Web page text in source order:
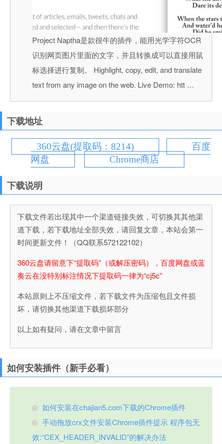
Project Naptha是款很牛的插件，能用光学字符OCR
识别网页图片里面的文字，并且转换成可以直接用鼠
标选择进行复制。 Highlight, copy, edit, and translate
text from any image on the web. Live Demo: htt …
下载地址
360云盘(提取码：8214)
百度
网盘
Chrome商店
下载说明
下载文件若出现其中一个渠道链接失效，可切换其其他渠
道下载，若下载地址全部失效，请回复文章，本站会第一
时间更新文件！（QQ联系572122102）
360云盘请留意下“提取码”（或解压密码），百度网盘或蓝
奏云在没特别标注情况下提取码一律为“cj5c”
本站原则上不压缩文件，若下载文件为压缩包且文件损
坏，请切换其他渠道下载损坏部分
以上如有疑问，请在文章中留言
如何安装插件（新手必看）
如何安装在chajian5.com下载的Chrome插件
手动拖放crx文件安装Chrome插件提示 程序包无
效:“CEX_HEADER_INVALID”的解决办法